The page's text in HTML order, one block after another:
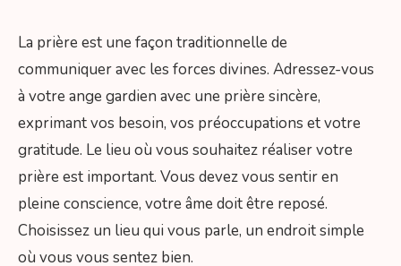
La prière est une façon traditionnelle de
communiquer avec les forces divines. Adressez-vous
à votre ange gardien avec une prière sincère,
exprimant vos besoin, vos préoccupations et votre
gratitude. Le lieu où vous souhaitez réaliser votre
prière est important. Vous devez vous sentir en
pleine conscience, votre âme doit être reposé.
Choisissez un lieu qui vous parle, un endroit simple
où vous vous sentez bien.